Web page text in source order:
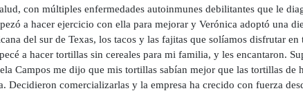
con múltiples enfermedades autoinmunes debilitantes que le
a hacer ejercicio con ella para mejorar y Verónica adoptó una
del sur de Texas, los tacos y las fajitas que solíamos disfrutar
a hacer tortillas sin cereales para mi familia, y les encantaron.
Campos me dijo que mis tortillas sabían mejor que las tortillas de
Decidieron comercializarlas y la empresa ha crecido con fuerza